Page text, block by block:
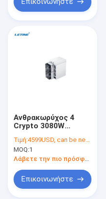
Ανθρακωρύχος 4
Crypto 3080W
CKB Asic Bitmain
Nervos ανεμιστήρων
Τιμή:4599USD, can be negotiate
MOQ:1
Επικοινωνήστε